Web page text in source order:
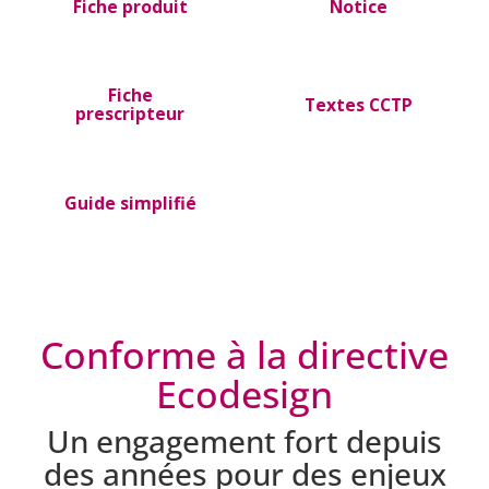
Fiche produit Notice
Fiche
prescripteur Textes CCTP
Guide simplifié
Conforme à la directive
Ecodesign
Un engagement fort depuis
des années pour des enjeux